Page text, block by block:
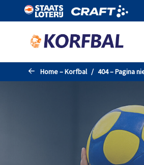
Naar de hoofdinhoud gaan
Home – Korfbal 404 – Pagina